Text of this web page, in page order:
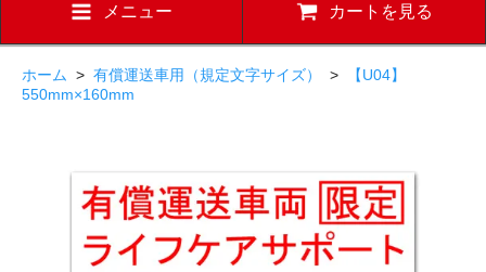
メニュー カートを見る
ホーム > 有償運送車用（規定文字サイズ） >
【U04】
550mm×160mm